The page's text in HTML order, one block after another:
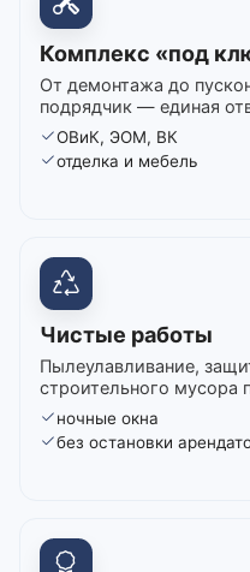
Комплекс «под
От демонтажа до
подрядчик — единая
ОВиК, ЭОМ, ВК
отделка и мебель
Чистые работы
Пылеулавливание,
строительного мусора
ночные окна
без остановки